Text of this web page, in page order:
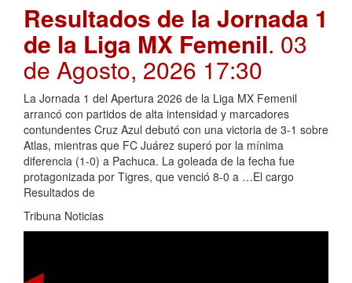
Resultados de la Jornada 1
de la Liga MX Femenil. 03
de Agosto, 2026 17:30
La Jornada 1 del Apertura 2026 de la Liga MX Femenil
arrancó con partidos de alta intensidad y marcadores
contundentes Cruz Azul debutó con una victoria de 3-1 sobre
Atlas, mientras que FC Juárez superó por la mínima
diferencia (1-0) a Pachuca. La goleada de la fecha fue
protagonizada por Tigres, que venció 8-0 a …El cargo
Resultados de
Tribuna Noticias